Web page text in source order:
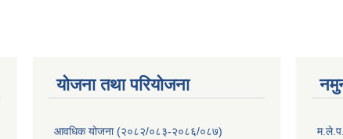
योजना तथा परियोजना
आवधिक योजना (२०८२/०८३-२०८६/०८७)